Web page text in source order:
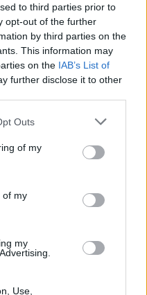
to third parties prior to
opt-out of the further
by third parties on the
This information may
on the IAB’s List of
further disclose it to other
Outs
of my
of my
my
Use,
00:00:30
temperatūra kils iki
įsitvirtinti